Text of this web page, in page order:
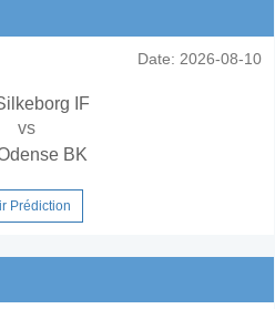
Date: 2026-08-10
IF
vs
BK
Prédiction